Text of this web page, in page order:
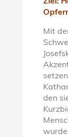
Ziel:
Mit
den